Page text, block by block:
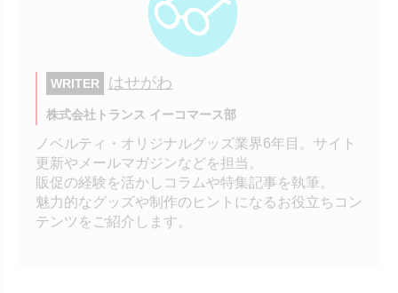
WRITER はせがわ
株式会社トランス イーコマース部
ノベルティ・オリジナルグッズ業界6年目。サイト
更新やメールマガジンなどを担当。
販促の経験を活かしコラムや特集記事を執筆。
魅力的なグッズや制作のヒントになるお役立ちコン
テンツをご紹介します。